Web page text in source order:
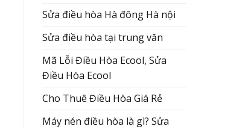
Sửa điều hòa Hà đông Hà nội
Sửa điều hòa tại trung văn
Mã Lỗi Điều Hòa Ecool, Sửa
Điều Hòa Ecool
Cho Thuê Điều Hòa Giá Rẻ
Máy nén điều hòa là gì? Sửa